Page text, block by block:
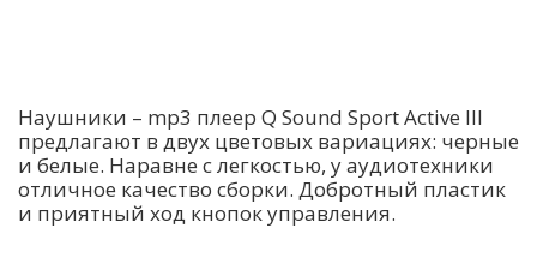
Наушники – mp3 плеер Q Sound Sport Active III
предлагают в двух цветовых вариациях: черные
и белые. Наравне с легкостью, у аудиотехники
отличное качество сборки. Добротный пластик
и приятный ход кнопок управления.